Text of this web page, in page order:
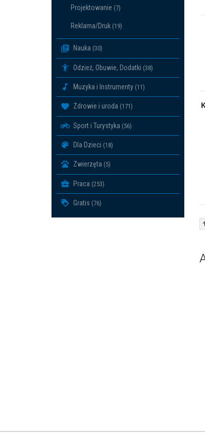
Projektowanie (7)
Reklama/Druk (19)
Nauka (30)
Odzież, Obuwie, Dodatki (38)
Muzyka i Instrumenty (11)
Zdrowie i uroda (171)
Sport i Turystyka (56)
Dla Dzieci (18)
Zwierzęta (5)
Praca (253)
Gratis (76)